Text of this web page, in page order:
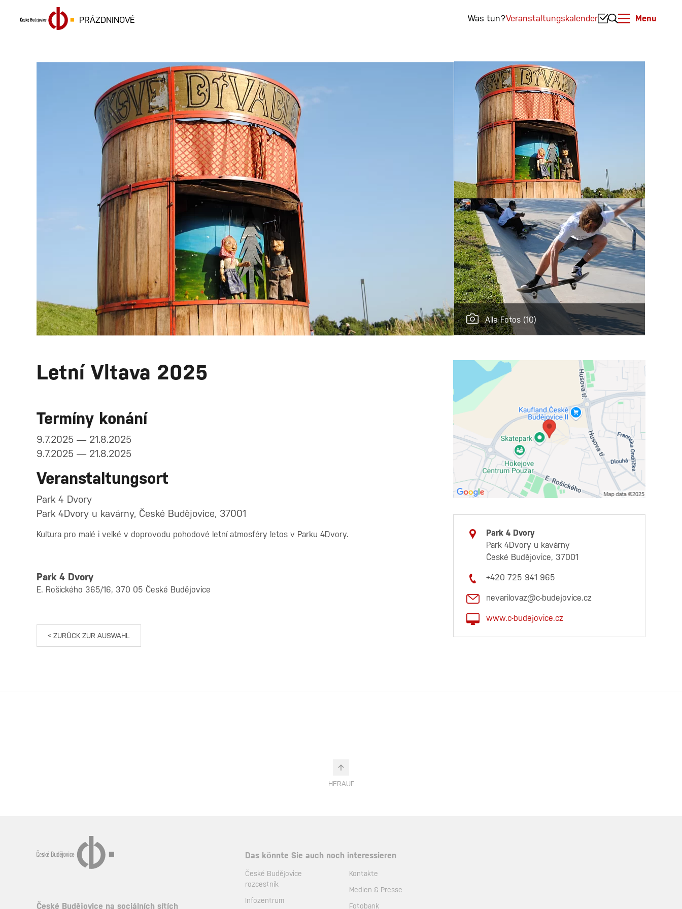
PRÁZDNINOVÉ Was tun?Veranstaltungskalender Menu
Alle Fotos (10)
Letní Vltava 2025
Termíny konání
9.7.2025 — 21.8.2025
9.7.2025 — 21.8.2025
Veranstaltungsort
Park 4 Dvory
Park 4Dvory u kavárny, České Budějovice, 37001
Kultura pro malé i velké v doprovodu pohodové letní atmosféry letos v Parku 4Dvory.
Park 4 Dvory
E. Rošického 365/16, 370 05 České Budějovice
< ZURÜCK ZUR AUSWAHL
Park 4 Dvory
Park 4Dvory u kavárny
České Budějovice, 37001
+420 725 941 965
nevarilovaz@c-budejovice.cz
www.c-budejovice.cz
HERAUF
České Budějovice na sociálních sítích
Das könnte Sie auch noch interessieren
České Budějovice
rozcestník
Infozentrum
Kontakte
Medien & Presse
Fotobank